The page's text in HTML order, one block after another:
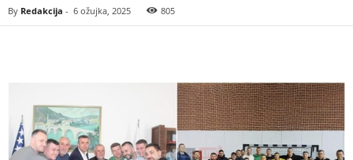
By Redakcija - 6 ožujka, 2025 805